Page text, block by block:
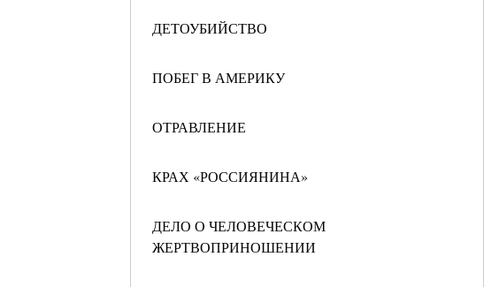
ДЕТОУБИЙСТВО
ПОБЕГ В АМЕРИКУ
ОТРАВЛЕНИЕ
КРАХ «РОССИЯНИНА»
ДЕЛО О ЧЕЛОВЕЧЕСКОМ
ЖЕРТВОПРИНОШЕНИИ